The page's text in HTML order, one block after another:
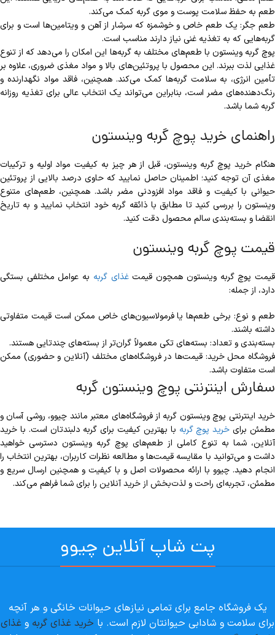
طعم به حفظ سلامت پوست و موی گربه کمک می‌کند.
طعم جگر: یک طعم خاص و خوشمزه که سرشار از آهن و ویتامین‌ها است و برای
گربه‌هایی که به تغذیه غنی نیاز دارند مناسب است.
پوچ گربه وینستون با طعم‌های مختلف به گربه‌ها این امکان را می‌دهد که از تنوع
غذایی لذت ببرند. این محصول با پروتئین‌های بالا و مواد مغذی ضروری، علاوه بر
تأمین انرژی، به سلامت گربه‌ها کمک می‌کند. همچنین، فاقد مواد نگهدارنده و
رنگ‌دهنده‌های مضر است، بنابراین می‌تواند یک انتخاب عالی برای تغذیه روزانه
گربه شما باشد.
راهنمای خرید پوچ گربه وینستون
هنگام خرید پوچ گربه وینستون، قبل از هر چیز به کیفیت مواد اولیه و ترکیبات
مغذی آن توجه کنید؛ اطمینان حاصل نمایید که حاوی درصد بالایی از پروتئین
حیوانی با کیفیت و فاقد مواد افزودنی مضر باشد. همچنین، طعم‌های متنوع
وینستون را بررسی کنید تا مطابق با ذائقه گربه خود انتخاب نمایید و به تاریخ
انقضا و بسته‌بندی سالم محصول دقت کنید.
قیمت پوچ گربه وینستون
قیمت پوچ گربه وینستون همچون قیمتغذای گربه به عوامل مختلفی بستگی
دارد، از جمله:
طعم و نوع: برخی طعم‌ها یا فرمولاسیون‌های خاص ممکن است قیمت متفاوتی
داشته باشند.
بسته‌بندی و تعداد: بسته‌های تکی معمولاً گران‌تر از بسته‌های چندتایی هستند.
فروشگاه محل خرید: قیمت‌ها در فروشگاه‌های مختلف (آنلاین و حضوری) ممکن
است متفاوت باشد.
سفارش اینترنتی پوچ وینستون گربه
خرید اینترنتی پوچ وینستون گربه از فروشگاه‌های معتبر مانند چیوو، روشی آسان و
مطمئن برای خرید پوچ گربه با بهترین کیفیت برای گربه دلبندتان است. با خرید
آنلاین، شما به تنوع کاملی از طعم‌های پوچ گربه وینستون دسترسی خواهید
داشت و می‌توانید با مقایسه قیمت‌ها و مطالعه نظرات کاربران، بهترین انتخاب را
انجام دهید. چیوو با ارائه محصولات اصل و با کیفیت و همچنین ارسال سریع و
مطمئن، تجربه‌ای راحت و لذت‌بخش از خرید آنلاین را برای شما فراهم می‌کند.
پت شاپ آنلاین چیوو
یک فروشگاه جامع برای تمامی نیازهای حیوانات خانگی و هر آنچه
برای سلامت و شادابی حیوانتان لازم است. با خرید غذای گربه و غذای